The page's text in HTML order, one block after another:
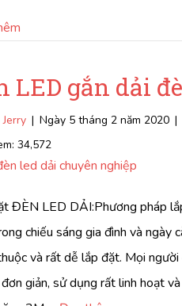
LED gắn dải
| Ngày 5 tháng 2 năm 2020 |
34,572
led dải chuyên nghiệp
ĐÈN LED DẢI:Phương pháp
chiếu sáng gia đình và ngày
và rất dễ lắp đặt. Mọi
giản, sử dụng rất linh hoạt